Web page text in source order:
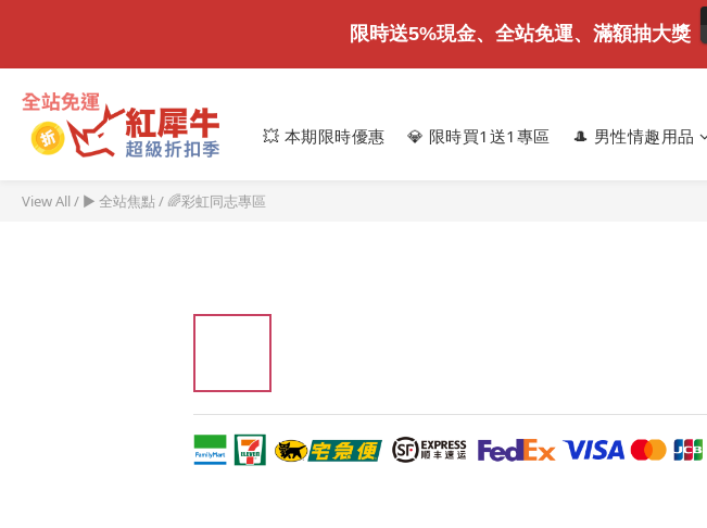
💥 本期限時優惠 💎 限時買1送1專區 🎩 男性情趣用品
View All/ ► 全站焦點/ 🌈彩虹同志專區
限時送5%現金、全站免運、滿額抽大獎